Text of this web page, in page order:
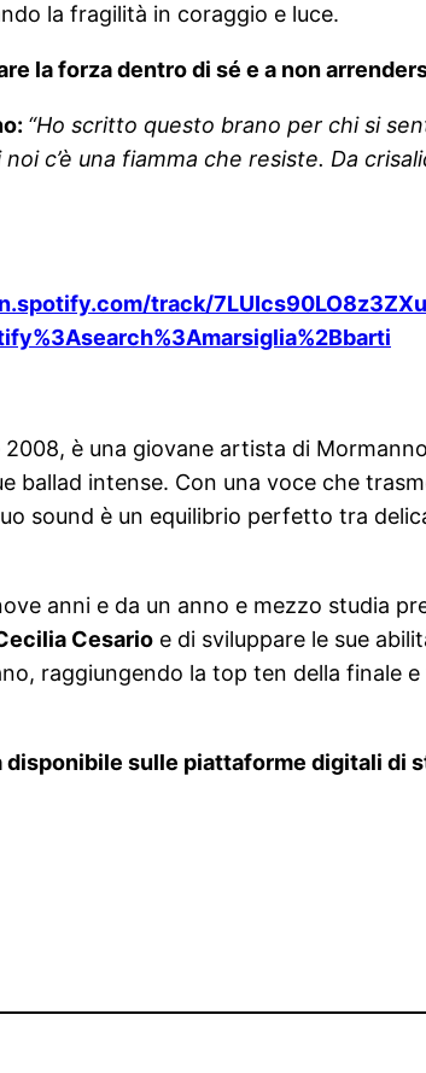
la fragilità in coraggio e luce.
la forza dentro di sé e a non
“Ho scritto questo brano per chi si
c’è una fiamma che resiste. Da
track/
è una giovane artista di
ballad intense. Con una voce che
sound è un equilibrio perfetto tra
anni e da un anno e mezzo studia
Cesario e di sviluppare le sue
raggiungendo la top ten della finale
disponibile sulle piattaforme digitali